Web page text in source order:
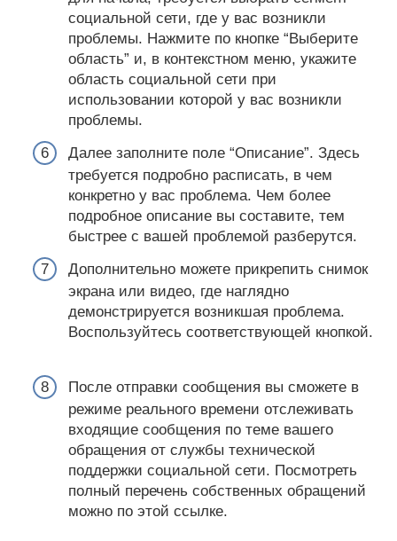
социальной сети, где у вас возникли
проблемы. Нажмите по кнопке “Выберите
область” и, в контекстном меню, укажите
область социальной сети при
использовании которой у вас возникли
проблемы.
Далее заполните поле “Описание”. Здесь
требуется подробно расписать, в чем
конкретно у вас проблема. Чем более
подробное описание вы составите, тем
быстрее с вашей проблемой разберутся.
Дополнительно можете прикрепить снимок
экрана или видео, где наглядно
демонстрируется возникшая проблема.
Воспользуйтесь соответствующей кнопкой.
После отправки сообщения вы сможете в
режиме реального времени отслеживать
входящие сообщения по теме вашего
обращения от службы технической
поддержки социальной сети. Посмотреть
полный перечень собственных обращений
можно по этой ссылке.